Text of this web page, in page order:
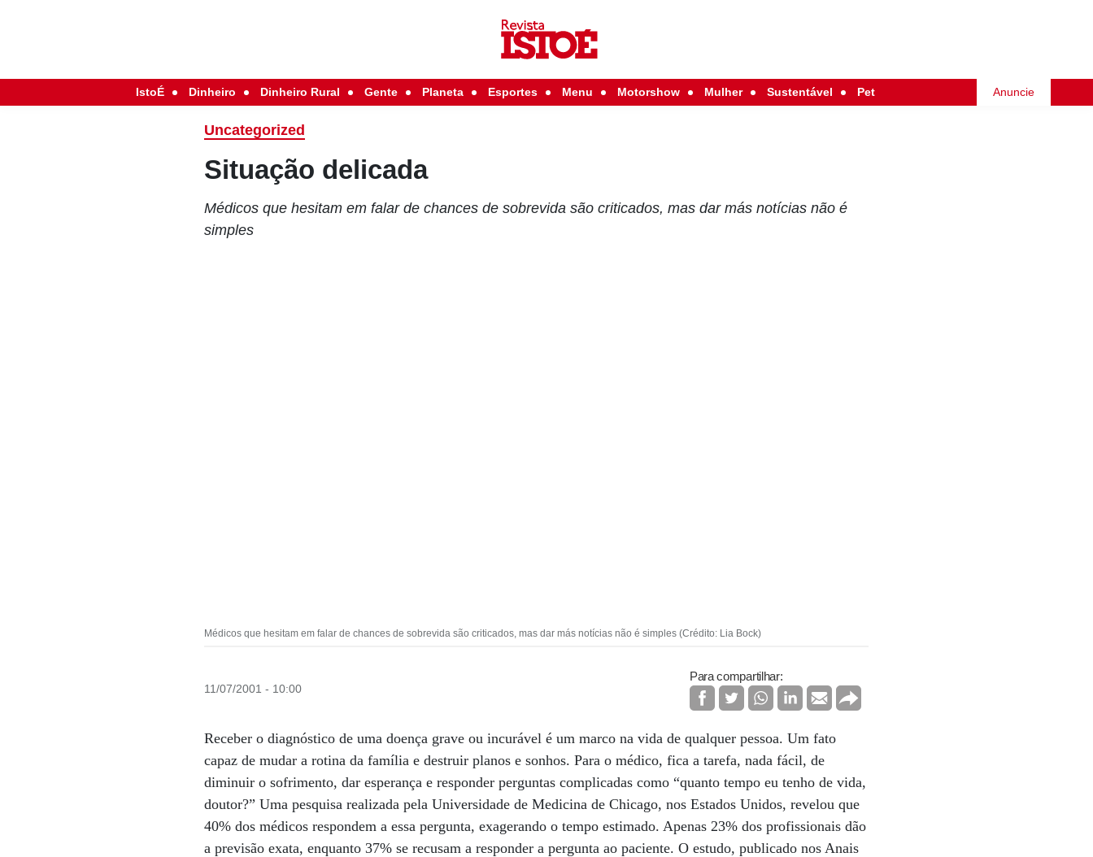
IstoÉ Dinheiro Dinheiro Rural Gente Planeta Esportes Menu Motorshow Mulher Sustentável Pet Anuncie
Uncategorized
Situação delicada
Médicos que hesitam em falar de chances de sobrevida são criticados, mas dar más notícias não é
simples
Médicos que hesitam em falar de chances de sobrevida são criticados, mas dar más notícias não é simples (Crédito: Lia Bock)
11/07/2001 - 10:00
Para compartilhar:
Receber o diagnóstico de uma doença grave ou incurável é um marco na vida de qualquer pessoa. Um fato
capaz de mudar a rotina da família e destruir planos e sonhos. Para o médico, fica a tarefa, nada fácil, de
diminuir o sofrimento, dar esperança e responder perguntas complicadas como “quanto tempo eu tenho de vida,
doutor?” Uma pesquisa realizada pela Universidade de Medicina de Chicago, nos Estados Unidos, revelou que
40% dos médicos respondem a essa pergunta, exagerando o tempo estimado. Apenas 23% dos profissionais dão
a previsão exata, enquanto 37% se recusam a responder a pergunta ao paciente. O estudo, publicado nos Anais